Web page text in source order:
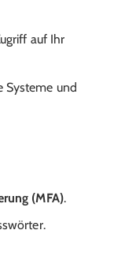
auf Ihr
Systeme und
(MFA).